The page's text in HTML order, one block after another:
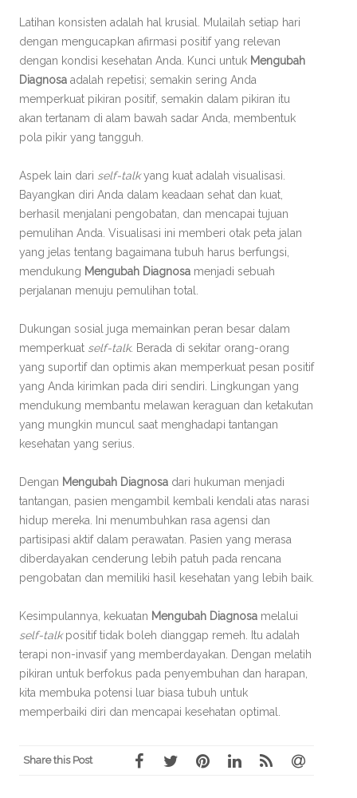
Latihan konsisten adalah hal krusial. Mulailah setiap hari
dengan mengucapkan afirmasi positif yang relevan
dengan kondisi kesehatan Anda. Kunci untuk Mengubah
Diagnosa adalah repetisi; semakin sering Anda
memperkuat pikiran positif, semakin dalam pikiran itu
akan tertanam di alam bawah sadar Anda, membentuk
pola pikir yang tangguh.
Aspek lain dari self-talkyang kuat adalah visualisasi.
Bayangkan diri Anda dalam keadaan sehat dan kuat,
berhasil menjalani pengobatan, dan mencapai tujuan
pemulihan Anda. Visualisasi ini memberi otak peta jalan
yang jelas tentang bagaimana tubuh harus berfungsi,
mendukung Mengubah Diagnosa menjadi sebuah
perjalanan menuju pemulihan total.
Dukungan sosial juga memainkan peran besar dalam
memperkuat self-talk. Berada di sekitar orang-orang
yang suportif dan optimis akan memperkuat pesan positif
yang Anda kirimkan pada diri sendiri. Lingkungan yang
mendukung membantu melawan keraguan dan ketakutan
yang mungkin muncul saat menghadapi tantangan
kesehatan yang serius.
Dengan Mengubah Diagnosa dari hukuman menjadi
tantangan, pasien mengambil kembali kendali atas narasi
hidup mereka. Ini menumbuhkan rasa agensi dan
partisipasi aktif dalam perawatan. Pasien yang merasa
diberdayakan cenderung lebih patuh pada rencana
pengobatan dan memiliki hasil kesehatan yang lebih baik.
Kesimpulannya, kekuatan Mengubah Diagnosa melalui
self-talkpositif tidak boleh dianggap remeh. Itu adalah
terapi non-invasif yang memberdayakan. Dengan melatih
pikiran untuk berfokus pada penyembuhan dan harapan,
kita membuka potensi luar biasa tubuh untuk
memperbaiki diri dan mencapai kesehatan optimal.
Share this Post